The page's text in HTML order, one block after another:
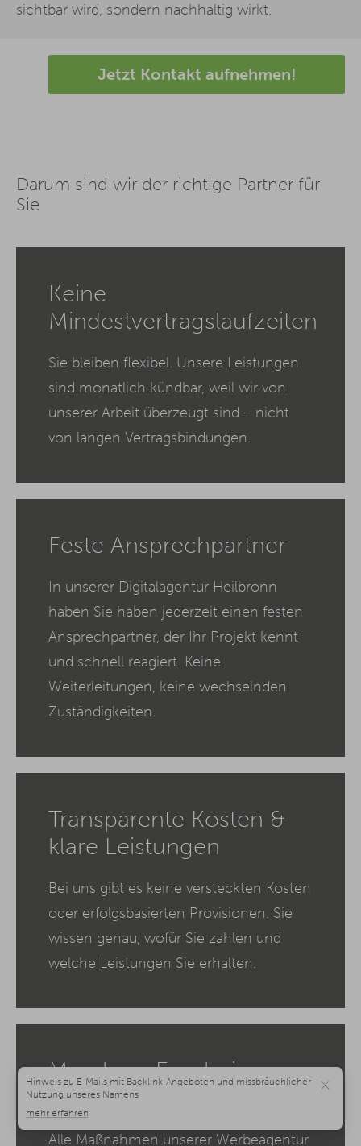
sichtbar wird, sondern nachhaltig wirkt.
Jetzt Kontakt aufnehmen!
Darum sind wir der richtige Partner für
Sie
Keine
Mindestvertragslaufzeiten
Sie bleiben flexibel. Unsere Leistungen
sind monatlich kündbar, weil wir von
unserer Arbeit überzeugt sind – nicht
von langen Vertragsbindungen.
Feste Ansprechpartner
In unserer Digitalagentur Heilbronn
haben Sie haben jederzeit einen festen
Ansprechpartner, der Ihr Projekt kennt
und schnell reagiert. Keine
Weiterleitungen, keine wechselnden
Zuständigkeiten.
Transparente Kosten &
klare Leistungen
Bei uns gibt es keine versteckten Kosten
oder erfolgsbasierten Provisionen. Sie
wissen genau, wofür Sie zahlen und
welche Leistungen Sie erhalten.
Messbare Ergebnisse
statt Bauchgefühl
Alle Maßnahmen unserer Werbeagentur
×